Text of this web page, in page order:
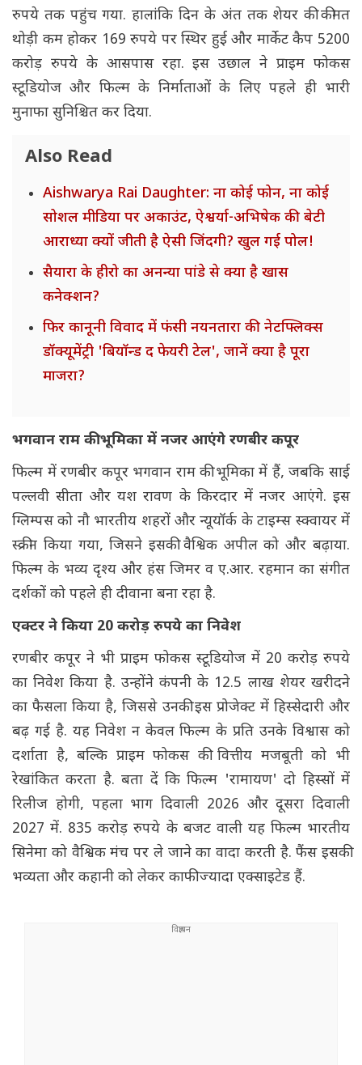
रुपये तक पहुंच गया. हालांकि दिन के अंत तक शेयर की कीमत
थोड़ी कम होकर 169 रुपये पर स्थिर हुई और मार्केट कैप 5200
करोड़ रुपये के आसपास रहा. इस उछाल ने प्राइम फोकस
स्टूडियोज और फिल्म के निर्माताओं के लिए पहले ही भारी
मुनाफा सुनिश्चित कर दिया.
Also Read
Aishwarya Rai Daughter: ना कोई फोन, ना कोई
सोशल मीडिया पर अकाउंट, ऐश्वर्या-अभिषेक की बेटी
आराध्या क्यों जीती है ऐसी जिंदगी? खुल गई पोल!
सैयारा के हीरो का अनन्या पांडे से क्या है खास
कनेक्शन?
फिर कानूनी विवाद में फंसी नयनतारा की नेटफ्लिक्स
डॉक्यूमेंट्री 'बियॉन्ड द फेयरी टेल', जानें क्या है पूरा
माजरा?
भगवान राम की भूमिका में नजर आएंगे रणबीर कपूर
फिल्म में रणबीर कपूर भगवान राम की भूमिका में हैं, जबकि साई
पल्लवी सीता और यश रावण के किरदार में नजर आएंगे. इस
ग्लिम्पस को नौ भारतीय शहरों और न्यूयॉर्क के टाइम्स स्क्वायर में
स्क्रीन किया गया, जिसने इसकी वैश्विक अपील को और बढ़ाया.
फिल्म के भव्य दृश्य और हंस जिमर व ए.आर. रहमान का संगीत
दर्शकों को पहले ही दीवाना बना रहा है.
एक्टर ने किया 20 करोड़ रुपये का निवेश
रणबीर कपूर ने भी प्राइम फोकस स्टूडियोज में 20 करोड़ रुपये
का निवेश किया है. उन्होंने कंपनी के 12.5 लाख शेयर खरीदने
का फैसला किया है, जिससे उनकी इस प्रोजेक्ट में हिस्सेदारी और
बढ़ गई है. यह निवेश न केवल फिल्म के प्रति उनके विश्वास को
दर्शाता है, बल्कि प्राइम फोकस की वित्तीय मजबूती को भी
रेखांकित करता है. बता दें कि फिल्म 'रामायण' दो हिस्सों में
रिलीज होगी, पहला भाग दिवाली 2026 और दूसरा दिवाली
2027 में. 835 करोड़ रुपये के बजट वाली यह फिल्म भारतीय
सिनेमा को वैश्विक मंच पर ले जाने का वादा करती है. फैंस इसकी
भव्यता और कहानी को लेकर काफी ज्यादा एक्साइटेड हैं.